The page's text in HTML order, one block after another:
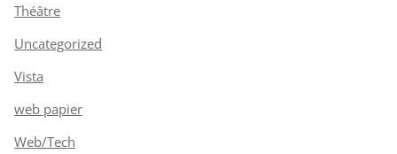
Théâtre
Uncategorized
Vista
web papier
Web/Tech